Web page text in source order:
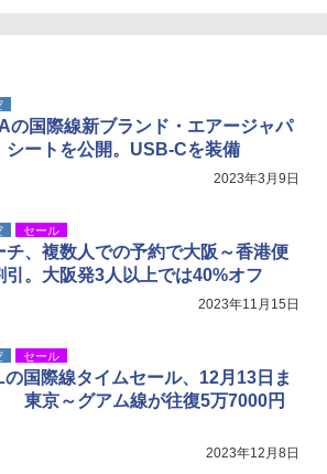
イド ブラックコーティング フルクローズ メ
ッシュ 4人用 簡単設置 ポップアップテント P
ATCW-150B エクルベージュ
HYREKK 八角形タープ 防水タープ 3×4.5m
ブラックラバーコーティング UPF50+ UVカ
ット 5000mm耐水圧 210D生地 遮光
の国際線新ブランド・エアージャパ
シートを公開。USB-Cを装備
2023年3月9日
セール
チ、複数人での予約で大阪～香港便
引。大阪発3人以上では40%オフ
2023年11月15日
セール
国際線タイムセール、12月13日ま
東京～グアム線が往復5万7000円
2023年12月8日